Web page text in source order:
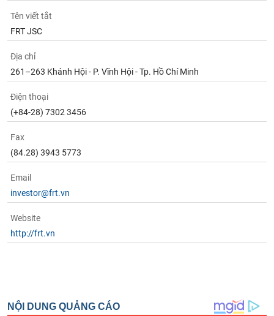
Tên viết tắt
FRT JSC
Địa chỉ
261–263 Khánh Hội - P. Vĩnh Hội - Tp. Hồ Chí Minh
Điện thoại
(+84-28) 7302 3456
Fax
(84.28) 3943 5773
Email
investor@frt.vn
Website
http://frt.vn